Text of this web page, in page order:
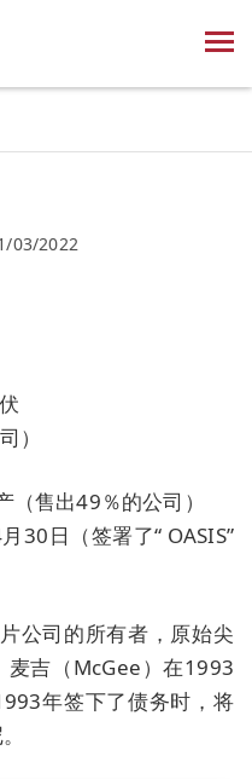
03/2022
）
售出49％的公司）
30日（签署了“ OASIS”
公司的所有者，原始尖
吉（McGee）在1993
年签下了债务时，将